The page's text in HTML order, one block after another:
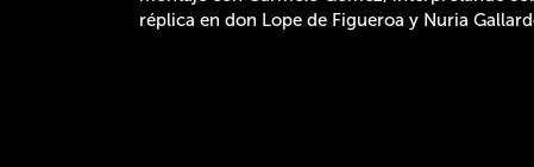
réplica en don Lope de Figueroa y Nuria